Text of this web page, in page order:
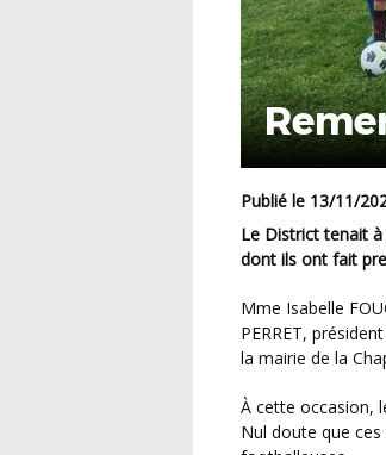
Publié le 13/11/
Le District tenait à remercier la municipalité de la Chapelle Anthenaise et le club de leur accueil
dont ils ont fait
Mme Isabelle FOUGERAY, maire, et Christophe BERGÈRE, président du club, ont reçu Pascal
PERRET,
la mairie de la
À cette occasion, le District a remis une dotation en équipement pour l’école de foot du club.
Nul doute que